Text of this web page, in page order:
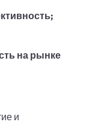
на рынке
и